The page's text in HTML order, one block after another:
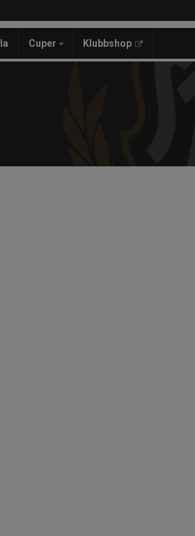
Cuper Klubbshop